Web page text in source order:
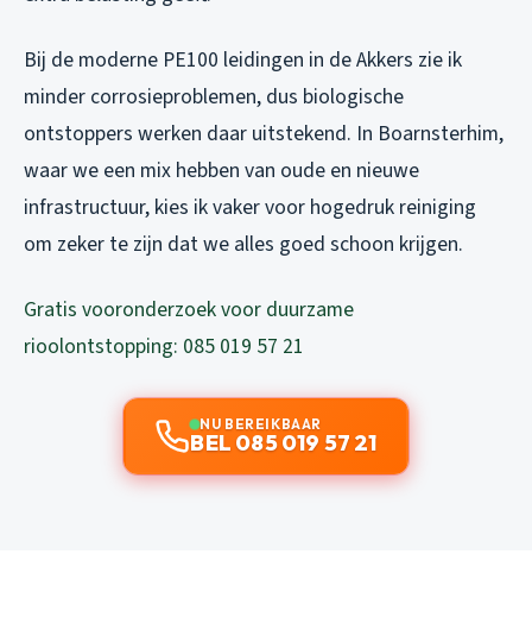
Bij de moderne PE100 leidingen in de Akkers zie ik
minder corrosieproblemen, dus biologische
ontstoppers werken daar uitstekend. In Boarnsterhim,
waar we een mix hebben van oude en nieuwe
infrastructuur, kies ik vaker voor hogedruk reiniging
om zeker te zijn dat we alles goed schoon krijgen.
Gratis vooronderzoek voor duurzame
rioolontstopping: 085 019 57 21
NU BEREIKBAAR
BEL 085 019 57 21